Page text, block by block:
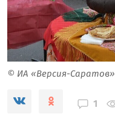
© ИА «Версия-Саратов»
1